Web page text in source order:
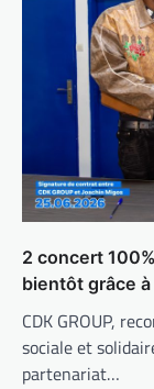
2 concert
bientôt grâce à
CDK GROUP,
sociale et
partenariat…